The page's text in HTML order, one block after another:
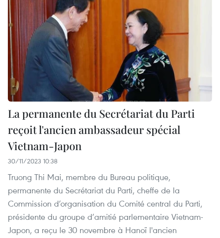
La permanente du Secrétariat du Parti
reçoit l'ancien ambassadeur spécial
Vietnam-Japon
30/11/2023 10:38
Truong Thi Mai, membre du Bureau politique,
permanente du Secrétariat du Parti, cheffe de la
Commission d’organisation du Comité central du Parti,
présidente du groupe d’amitié parlementaire Vietnam-
Japon, a reçu le 30 novembre à Hanoï l'ancien